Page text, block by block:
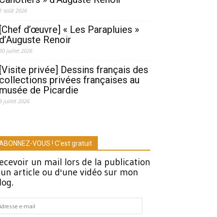
1 août 2026
[Chef d’œuvre] « Les Parapluies »
d’Auguste Renoir
juillet 2026
[Visite privée] Dessins français des
collections privées françaises au
musée de Picardie
juillet 2026
VOUS ! C'est gratuit
un mail lors de la publication
article ou d'une vidéo sur mon